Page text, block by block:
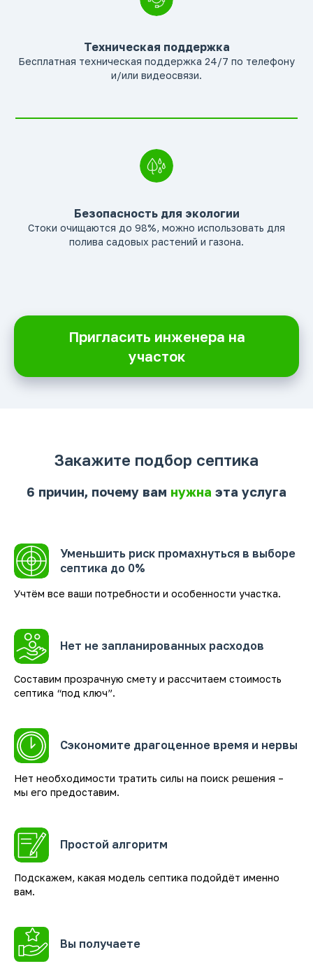
Техническая поддержка
Бесплатная техническая поддержка 24/7 по телефону
и/или видеосвязи.
Безопасность для экологии
Стоки очищаются до 98%, можно использовать для
полива садовых растений и газона.
Пригласить инженера на
участок
Закажите подбор септика
6 причин, почему вам нужна эта услуга
Уменьшить риск промахнуться в выборе
септика до 0%
Учтём все ваши потребности и особенности участка.
Нет не запланированных расходов
Составим прозрачную смету и рассчитаем стоимость
септика “под ключ”.
Сэкономите драгоценное время и нервы
Нет необходимости тратить силы на поиск решения –
мы его предоставим.
Простой алгоритм
Подскажем, какая модель септика подойдёт именно
вам.
Вы получаете